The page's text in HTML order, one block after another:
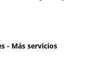
- Más servicios